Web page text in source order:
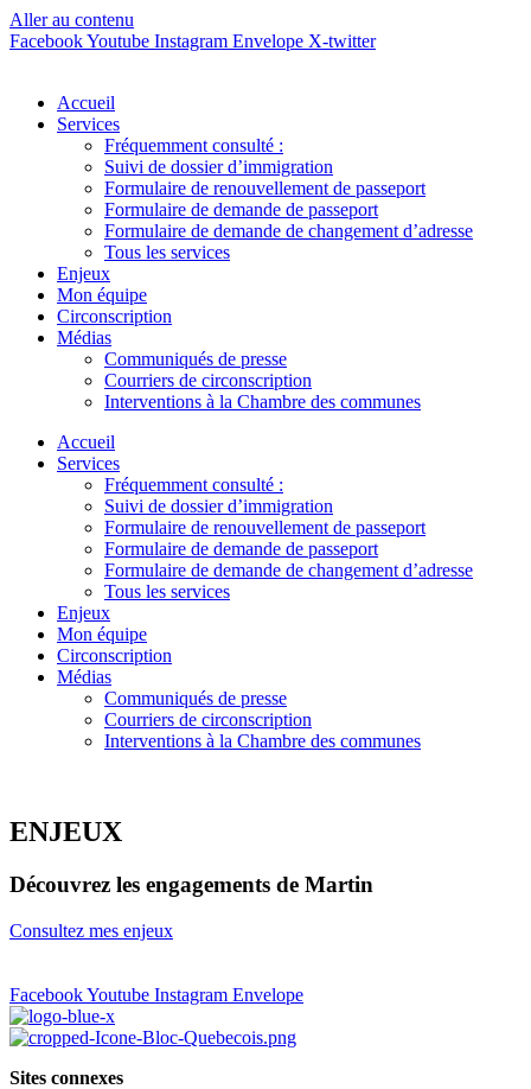
Aller au contenu
FacebookYoutube Instagram Envelope X-twitter
Accueil
Services
Fréquemment consulté :
Suivi de dossier d’immigration
Formulaire de renouvellement de passeport
Formulaire de demande de passeport
Formulaire de demande de changement d’adresse
Tous les services
Enjeux
Mon équipe
Circonscription
Médias
Communiqués de presse
Courriers de circonscription
Interventions à la Chambre des communes
Accueil
Services
Fréquemment consulté :
Suivi de dossier d’immigration
Formulaire de renouvellement de passeport
Formulaire de demande de passeport
Formulaire de demande de changement d’adresse
Tous les services
Enjeux
Mon équipe
Circonscription
Médias
Communiqués de presse
Courriers de circonscription
Interventions à la Chambre des communes
ENJEUX
Découvrez les engagements de Martin
Consultez mes enjeux
FacebookYoutube Instagram Envelope
Sites connexes